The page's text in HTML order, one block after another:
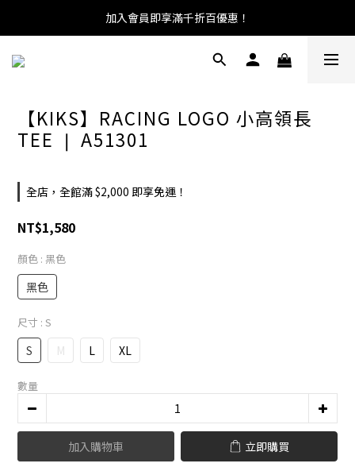
加入會員即享滿千折百優惠！
【KIKS】RACING LOGO 小高領長
TEE ❘ A51301
全店，全館滿 $2,000 即享免運！
NT$1,580
顏色 : 黑色
黑色
尺寸 : S
S M L XL
數量
加入購物車 立即購買